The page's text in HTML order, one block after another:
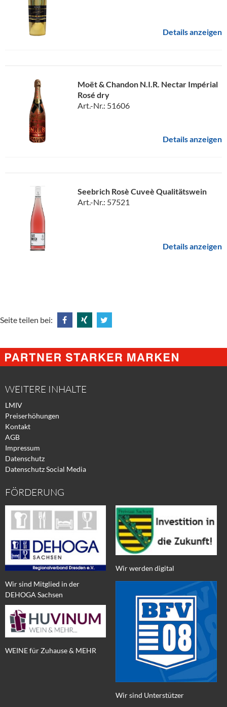
Details anzeigen
Moët & Chandon N.I.R. Nectar Impérial
Rosé dry
Art.-Nr.: 51606
Details anzeigen
Seebrich Rosè Cuveè Qualitätswein
Art.-Nr.: 57521
Details anzeigen
Seite teilen bei:
@
Facebook
@
Xing
@
Twitter
WEITERE INHALTE
LMIV
Preiserhöhungen
Kontakt
AGB
Impressum
Datenschutz
Datenschutz Social Media
FÖRDERUNG
Wir sind Mitglied in der
DEHOGA Sachsen
WEINE für Zuhause & MEHR
Wir werden digital
Wir sind Unterstützer